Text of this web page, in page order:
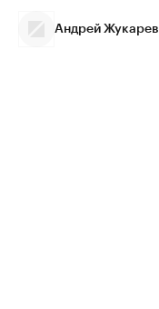
Андрей Жукарев